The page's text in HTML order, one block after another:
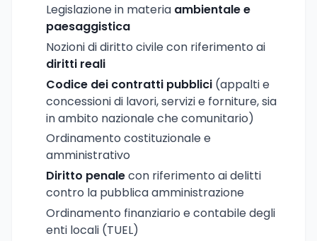
Legislazione in materia ambientale e
paesaggistica
Nozioni di diritto civile con riferimento ai
diritti reali
Codice dei contratti pubblici (appalti e
concessioni di lavori, servizi e forniture, sia
in ambito nazionale che comunitario)
Ordinamento costituzionale e
amministrativo
Diritto penalecon riferimento ai delitti
contro la pubblica amministrazione
Ordinamento finanziario e contabile degli
enti locali (TUEL)